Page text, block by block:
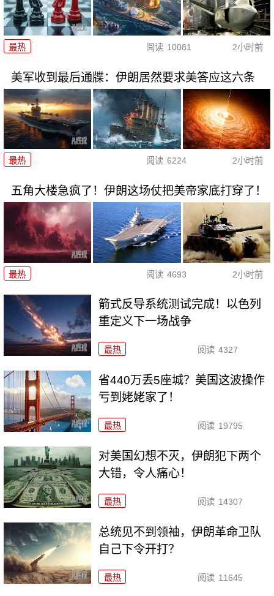
最热 阅读 10081 2小时前
美军收到最后通牒：伊朗居然要求美答应这六条
最热 阅读 6224 2小时前
五角大楼急疯了！伊朗这场仗把美帝家底打穿了！
最热 阅读 4693 2小时前
箭式反导系统测试完成！以色列
重定义下一场战争
最热 阅读 4327
省440万丢5座城？美国这波操作
亏到姥姥家了！
最热 阅读 19795
对美国幻想不灭，伊朗犯下两个
大错，令人痛心！
最热 阅读 14307
总统见不到领袖，伊朗革命卫队
自己下令开打？
最热 阅读 11645